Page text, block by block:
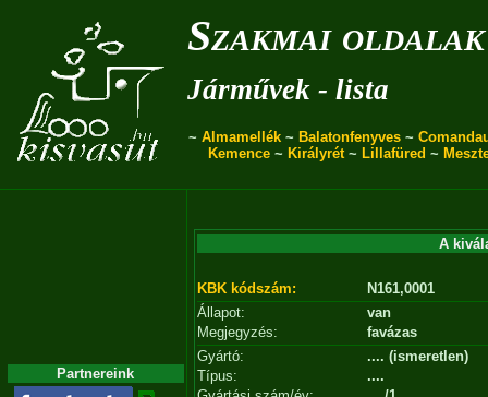
Szakmai oldalak
Járművek - lista
~ Almamellék ~ Balatonfenyves ~
Kemence ~ Királyrét~ Lillafüred ~
Partnereink
A
KBK kódszám:
N161,0001
Állapot:
van
Megjegyzés:
favázas
Gyártó:
.... (ismeretlen)
Típus:
....